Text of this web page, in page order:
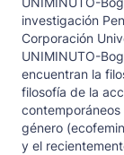
investigación
Corporación
UNIMINUTO-
encuentran la
filosofía de la
género
y el